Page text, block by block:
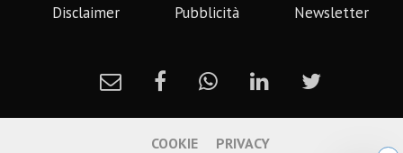
Disclaimer
Pubblicità Newsletter
COOKIE PRIVACY